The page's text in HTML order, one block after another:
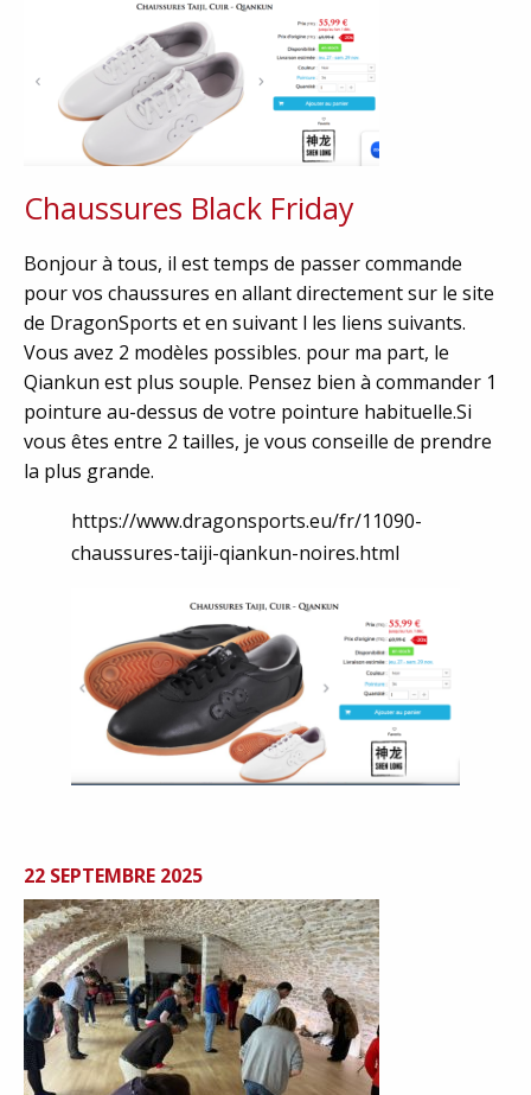
Chaussures Black Friday
Bonjour à tous, il est temps de passer commande
pour vos chaussures en allant directement sur le site
de DragonSports et en suivant l les liens suivants.
Vous avez 2 modèles possibles. pour ma part, le
Qiankun est plus souple. Pensez bien à commander 1
pointure au-dessus de votre pointure habituelle.Si
vous êtes entre 2 tailles, je vous conseille de prendre
la plus grande.
https://www.dragonsports.eu/fr/11090-
chaussures-taiji-qiankun-noires.html
22 SEPTEMBRE 2025